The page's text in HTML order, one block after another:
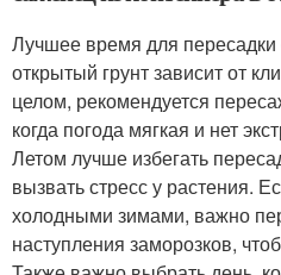
Лучшее время для пересадки
открытый грунт зависит от
целом, рекомендуется
когда погода мягкая и нет
Летом лучше избегать
вызвать стресс у растения.
холодными зимами, важно
наступления заморозков,